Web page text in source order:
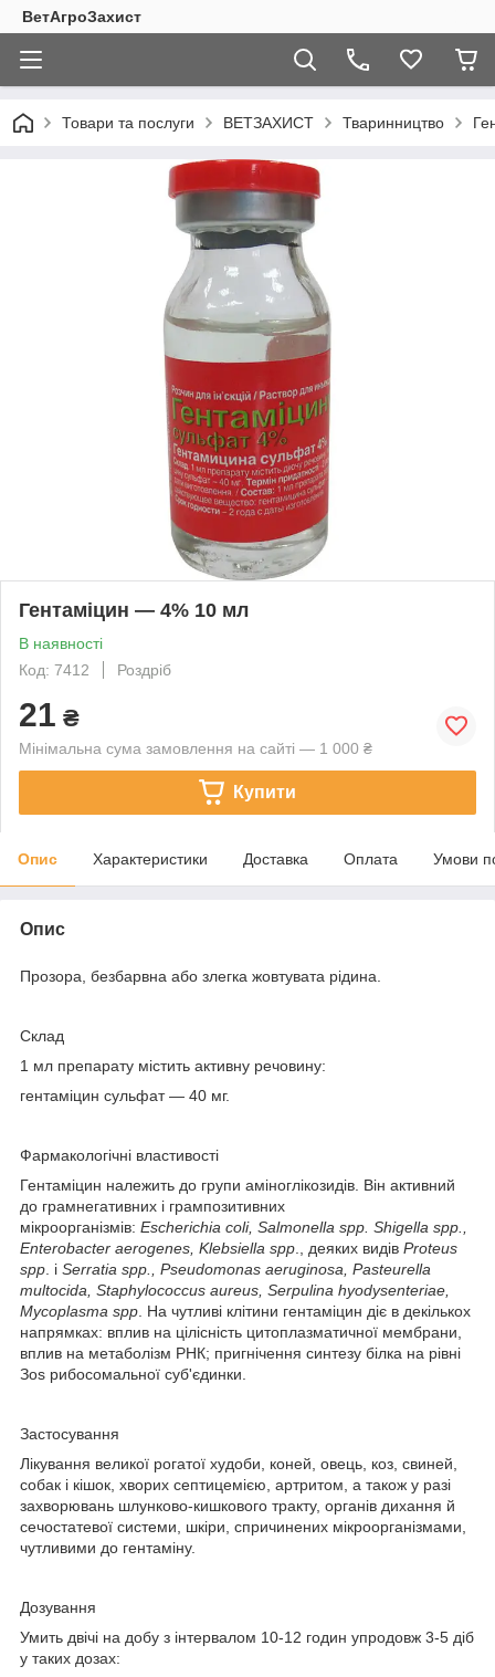
ВетАгроЗахист
Товари та послуги ВЕТЗАХИСТ Тваринництво
Гентаміцин — 4% 10 мл
В наявності
Код: 7412
Роздріб
21 ₴
Мінімальна сума замовлення на сайті — 1 000 ₴
Купити
Опис Характеристики Доставка Оплата Умови
Опис
Прозора, безбарвна або злегка жовтувата рідина.
Склад
1 мл препарату містить активну речовину:
гентаміцин сульфат — 40 мг.
Фармакологічні властивості
Гентаміцин належить до групи аміноглікозидів. Він активний
до грамнегативних і грампозитивних
мікроорганізмів: Escherichia coli, Salmonella spp. Shigella spp.,
Enterobacter aerogenes, Klebsiella spp ., деяких видів Proteus
spp . і Serratia spp., Pseudomonas aeruginosa, Pasteurella
multocida, Staphylococcus aureus, Serpulina hyodysenteriae,
Mycoplasma spp . На чутливі клітини гентаміцин діє в декількох
напрямках: вплив на цілісність цитоплазматичної мембрани,
вплив на метаболізм РНК; пригнічення синтезу білка на рівні
Зos рибосомальної суб'єдинки.
Застосування
Лікування великої рогатої худоби, коней, овець, коз, свиней,
собак і кішок, хворих септицемією, артритом, а також у разі
захворювань шлунково-кишкового тракту, органів дихання й
сечостатевої системи, шкіри, спричинених мікроорганізмами,
чутливими до гентаміну.
Дозування
Умить двічі на добу з інтервалом 10-12 годин упродовж 3-5 діб
у таких дозах: